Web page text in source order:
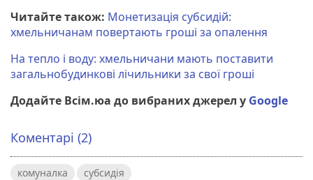
Читайте також: Монетизація субсидій:
хмельничанам повертають гроші за опалення
На тепло і воду: хмельничани мають поставити
загальнобудинкові лічильники за свої гроші
Додайте Всім.юа до вибраних джерел у Google
Коментарі (2)
комуналка субсидія